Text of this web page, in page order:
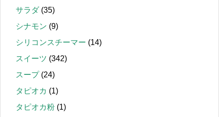
サラダ(35)
シナモン (9)
シリコンスチーマー (14)
スイーツ (342)
スープ(24)
タピオカ (1)
タピオカ粉 (1)